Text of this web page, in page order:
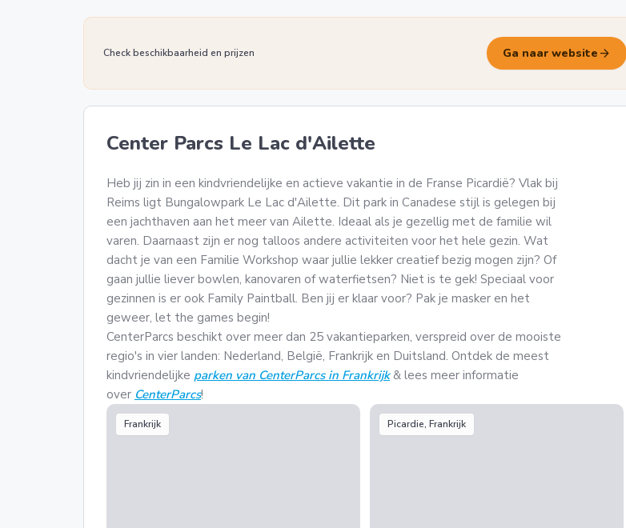
Check beschikbaarheid en prijzen Ga naar website arrow_forward
Center Parcs Le Lac d'Ailette
Heb jij zin in een kindvriendelijke en actieve vakantie in de Franse Picardië? Vlak bij
Reims ligt Bungalowpark Le Lac d'Ailette. Dit park in Canadese stijl is gelegen bij
een jachthaven aan het meer van Ailette. Ideaal als je gezellig met de familie wil
varen. Daarnaast zijn er nog talloos andere activiteiten voor het hele gezin. Wat
dacht je van een Familie Workshop waar jullie lekker creatief bezig mogen zijn? Of
gaan jullie liever bowlen, kanovaren of waterfietsen? Niet is te gek! Speciaal voor
gezinnen is er ook Family Paintball. Ben jij er klaar voor? Pak je masker en het
geweer, let the games begin!
CenterParcs beschikt over meer dan 25 vakantieparken, verspreid over de mooiste
regio's in vier landen: Nederland, België, Frankrijk en Duitsland. Ontdek de meest
kindvriendelijke parken van CenterParcs in Frankrijk & lees meer informatie
over CenterParcs!
Frankrijk Picardie, Frankrijk